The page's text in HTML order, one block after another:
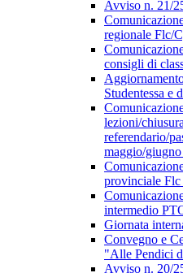
Avviso n. 21/
regionale Flc/
consigli di
Studentessa e
lezioni/
referendario/
maggio/
provinciale
intermedio
Giornata
Convegno e
"Alle Pendici
Avviso n. 20/